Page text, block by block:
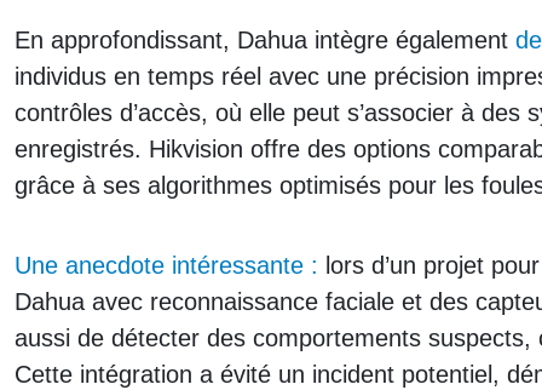
En approfondissant, Dahua intègre également
individus en temps réel avec une précision
contrôles d’accès, où elle peut s’associer à
enregistrés. Hikvision offre des options
grâce à ses algorithmes optimisés pour les
Une anecdote intéressante : lors d’un projet
Dahua avec reconnaissance faciale et des
aussi de détecter des comportements
Cette intégration a évité un incident potentiel,